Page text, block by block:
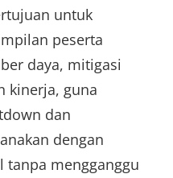
untuk
peserta
daya, mitigasi
kinerja, guna
dan
dengan
tanpa mengganggu